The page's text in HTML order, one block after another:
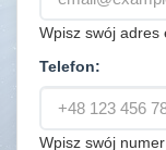
Wpisz swój adres
Telefon:
Wpisz swój